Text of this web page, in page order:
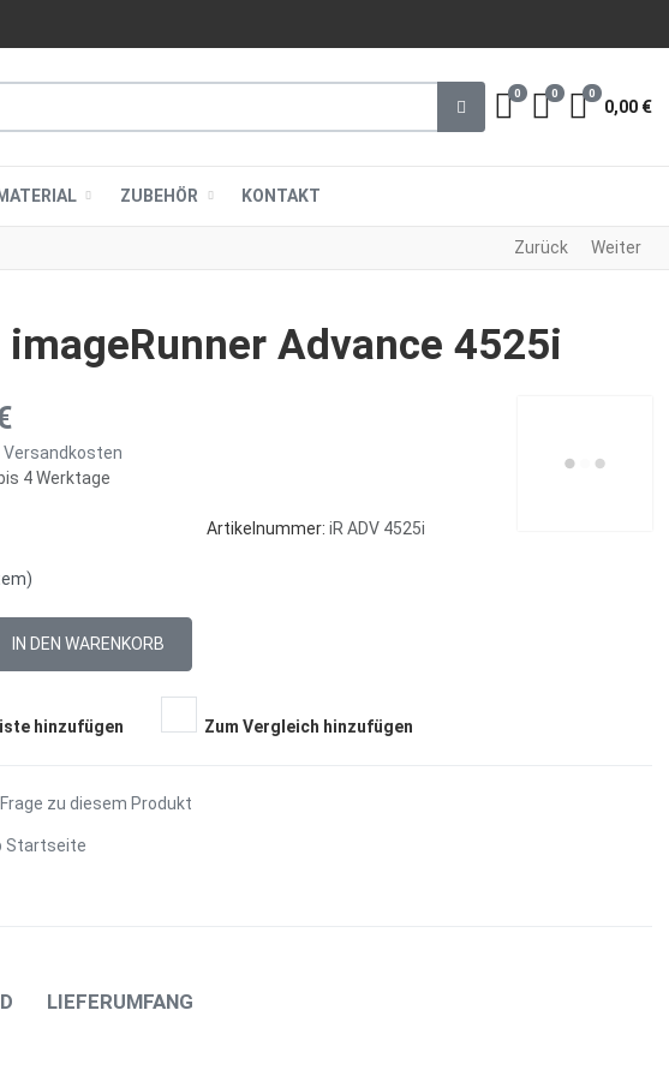
Merkliste
0 Vergleichen
0 0
0,00 €
ZUBEHÖR KONTAKT
Zurück Weiter
imageRunner Advance 4525i
Versandkosten
4 Werktage
Artikelnummer: iR ADV 4525i
hinzufügen Zum Vergleich hinzufügen
zu diesem Produkt
Startseite
LIEFERUMFANG